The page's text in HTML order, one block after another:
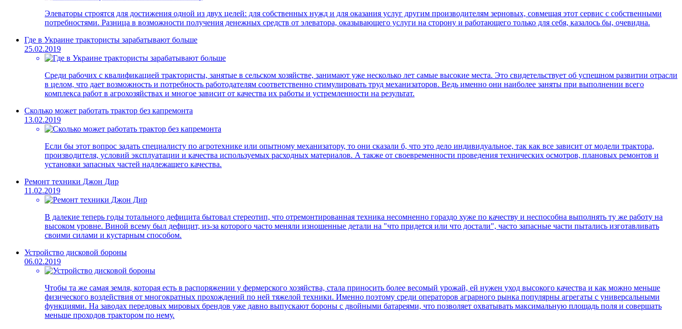
Элеваторы строятся для достижения одной из двух целей: для собственных нужд и для оказания услуг другим производителям зерновых, совмещая этот сервис с собственными
потребностями. Разница в возможности получения денежных средств от элеватора, оказывающего услуги на сторону и работающего только для себя, казалось бы, очевидна.
Где в Украине трактористы зарабатывают больше
25.02.2019
Среди рабочих с квалификацией трактористы, занятые в сельском хозяйстве, занимают уже несколько лет самые высокие места. Это свидетельствует об успешном развитии отрасли
в целом, что дает возможность и потребность работодателям соответственно стимулировать труд механизаторов. Ведь именно они наиболее заняты при выполнении всего
комплекса работ в агрохозяйствах и многое зависит от качества их работы и устремленности на результат.
Сколько может работать трактор без капремонта
13.02.2019
Если бы этот вопрос задать специалисту по агротехнике или опытному механизатору, то они сказали б, что это дело индивидуальное, так как все зависит от модели трактора,
производителя, условий эксплуатации и качества используемых расходных материалов. А также от своевременности проведения технических осмотров, плановых ремонтов и
установки запасных частей надлежащего качества.
Ремонт техники Джон Дир
11.02.2019
В далекие теперь годы тотального дефицита бытовал стереотип, что отремонтированная техника несомненно гораздо хуже по качеству и неспособна выполнять ту же работу на
высоком уровне. Виной всему был дефицит, из-за которого часто меняли изношенные детали на "что придется или что достали", часто запасные части пытались изготавливать
своими силами и кустарным способом.
Устройство дисковой бороны
06.02.2019
Чтобы та же самая земля, которая есть в распоряжении у фермерского хозяйства, стала приносить более весомый урожай, ей нужен уход высокого качества и как можно меньше
физического воздействия от многократных прохождений по ней тяжелой техники. Именно поэтому среди операторов аграрного рынка популярны агрегаты с универсальными
функциями. На заводах передовых мировых брендов уже давно выпускают бороны с двойными батареями, что позволяет охватывать максимальную площадь поля и совершать
меньше проходов трактором по нему.